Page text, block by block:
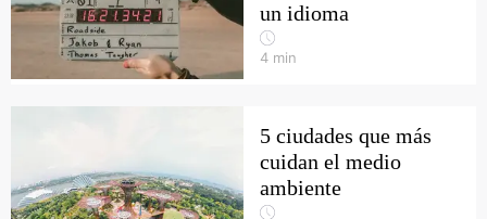
un idioma
4 min
5 ciudades que más
cuidan el medio
ambiente